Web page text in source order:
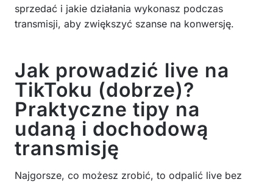
sprzedać i jakie działania wykonasz podczas
transmisji, aby zwiększyć szanse na konwersję.
Jak prowadzić live na
TikToku (dobrze)?
Praktyczne tipy na
udaną i dochodową
transmisję
Najgorsze, co możesz zrobić, to odpalić live bez